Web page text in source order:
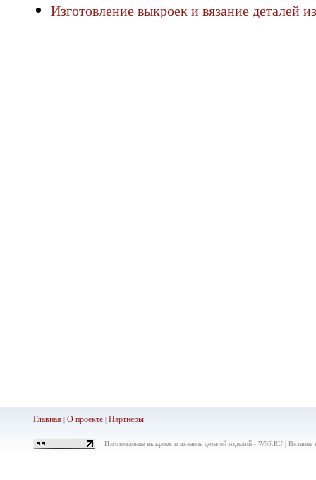
Изготовление выкроек и вязание деталей
Главная| О проекте| Партнеры
Изготовление выкроек и вязание деталей изделий - W05.RU |